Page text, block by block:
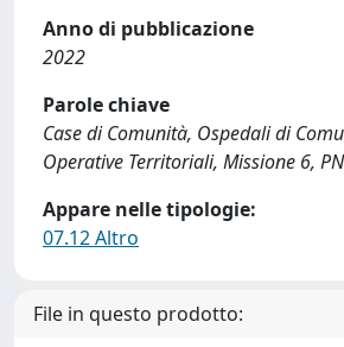
Anno di pubblicazione
2022
Parole chiave
Case di Comunità, Ospedali di
Operative Territoriali, Missione 6,
Appare nelle tipologie:
07.12 Altro
File in questo prodotto: